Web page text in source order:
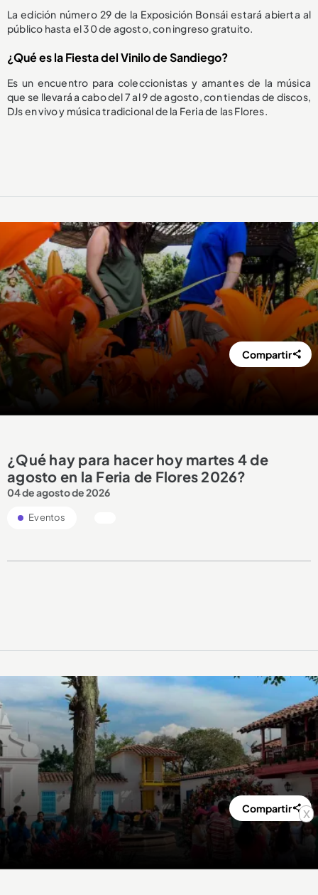
x
La edición número 29 de la Exposición Bonsái estará abierta al
público hasta el 30 de agosto, con ingreso gratuito.
¿Qué es la Fiesta del Vinilo de Sandiego?
Es un encuentro para coleccionistas y amantes de la música
que se llevará a cabo del 7 al 9 de agosto, con tiendas de discos,
DJs en vivo y música tradicional de la Feria de las Flores.
Compartir
¿Qué hay para hacer hoy martes 4 de
agosto en la Feria de Flores 2026?
04 de agosto de 2026
Eventos
Compartir